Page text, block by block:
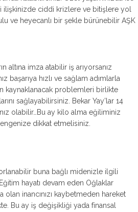
ilişkinizde ciddi krizlere ve bitişlere yol
ve heyecanlı bir şekle bürünebilir AŞK
altına imza atabilir iş arıyorsanız
hızlı ve sağlam adımlarla
kaynaklanacak problemleri birlikte
sağlayabilirsiniz. Bekar Yay’lar 14
olabilir…Bu ay kilo alma eğiliminiz
dikkat etmelisiniz.
buna bağlı midenizle ilgili
hayatı devam eden Oğlaklar
olan inancınızı kaybetmeden hareket
Bu ay iş değişikliği yada finansal